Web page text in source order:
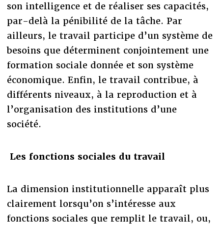
son intelligence et de réaliser ses capacités,
par-delà la pénibilité de la tâche. Par
ailleurs, le travail participe d’un système de
besoins que déterminent conjointement une
formation sociale donnée et son système
économique. Enfin, le travail contribue, à
différents niveaux, à la reproduction et à
l’organisation des institutions d’une
société.
Les fonctions sociales du travail
La dimension institutionnelle apparaît plus
clairement lorsqu’on s’intéresse aux
fonctions sociales que remplit le travail, ou,